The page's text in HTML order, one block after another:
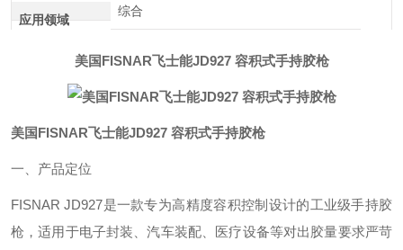
应用领域
综合
美国FISNAR飞士能JD927 容积式手持胶枪
美国FISNAR飞士能JD927 容积式手持胶枪
一、产品定位‌
FISNAR JD927是一款专为‌高精度容积控制‌设计的工业级手持胶
枪，适用于电子封装、汽车装配、医疗设备等对出胶量要求严苛